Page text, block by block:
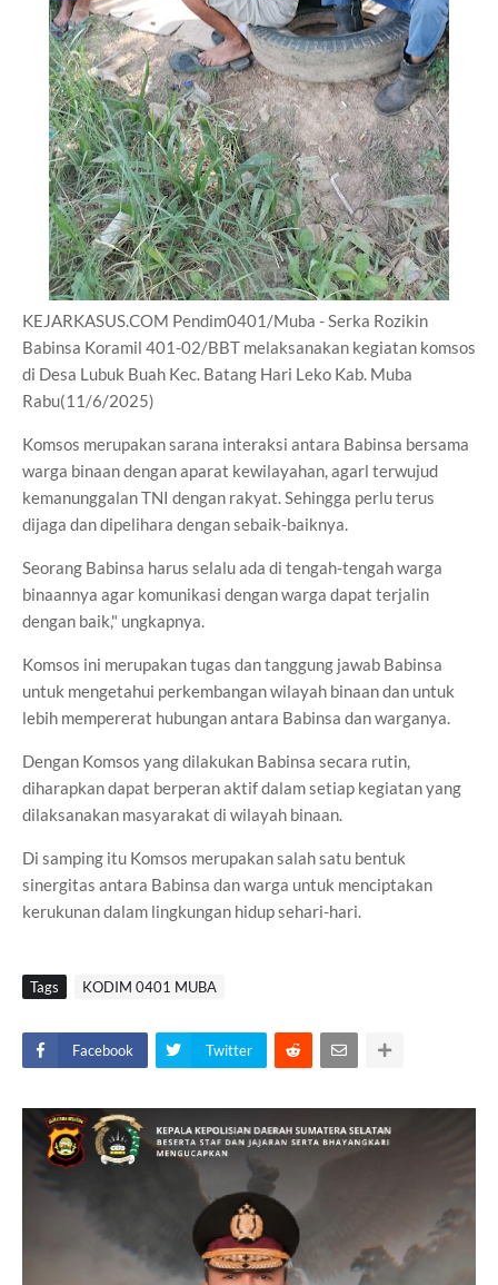
KEJARKASUS.COM Pendim0401/Muba - Serka Rozikin
Babinsa Koramil 401-02/BBT melaksanakan kegiatan komsos
di Desa Lubuk Buah Kec. Batang Hari Leko Kab. Muba
Rabu(11/6/2025)
Komsos merupakan sarana interaksi antara Babinsa bersama
warga binaan dengan aparat kewilayahan, agarl terwujud
kemanunggalan TNI dengan rakyat. Sehingga perlu terus
dijaga dan dipelihara dengan sebaik-baiknya.
Seorang Babinsa harus selalu ada di tengah-tengah warga
binaannya agar komunikasi dengan warga dapat terjalin
dengan baik," ungkapnya.
Komsos ini merupakan tugas dan tanggung jawab Babinsa
untuk mengetahui perkembangan wilayah binaan dan untuk
lebih mempererat hubungan antara Babinsa dan warganya.
Dengan Komsos yang dilakukan Babinsa secara rutin,
diharapkan dapat berperan aktif dalam setiap kegiatan yang
dilaksanakan masyarakat di wilayah binaan.
Di samping itu Komsos merupakan salah satu bentuk
sinergitas antara Babinsa dan warga untuk menciptakan
kerukunan dalam lingkungan hidup sehari-hari.
Tags KODIM 0401 MUBA
Facebook Twitter